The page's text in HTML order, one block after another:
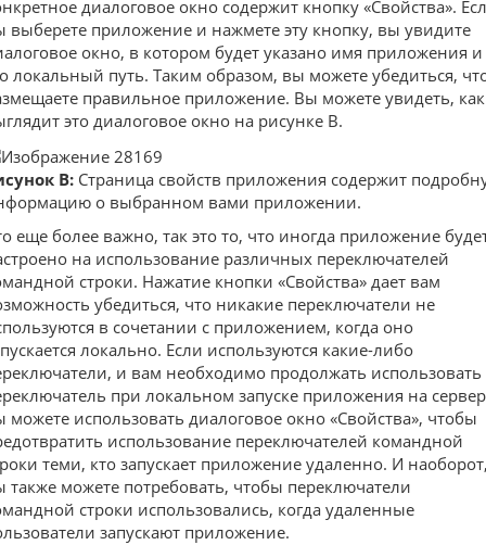
диалоговое окно содержит кнопку «Свойства».
выберете приложение и нажмете эту кнопку, вы увидите
окно, в котором будет указано имя приложения и
локальный путь. Таким образом, вы можете убедиться,
правильное приложение. Вы можете увидеть, как
это диалоговое окно на рисунке B.
B: Страница свойств приложения содержит
о выбранном вами приложении.
еще более важно, так это то, что иногда приложение
на использование различных переключателей
строки. Нажатие кнопки «Свойства» дает вам
убедиться, что никакие переключатели не
в сочетании с приложением, когда оно
локально. Если используются какие-либо
и вам необходимо продолжать использовать
при локальном запуске приложения на
можете использовать диалоговое окно «Свойства», чтобы
использование переключателей командной
теми, кто запускает приложение удаленно. И
также можете потребовать, чтобы переключатели
строки использовались, когда удаленные
запускают приложение.